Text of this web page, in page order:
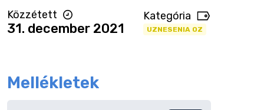
Közzétett
31. december 2021
Kategória
UZNESENIA OZ
Mellékletek